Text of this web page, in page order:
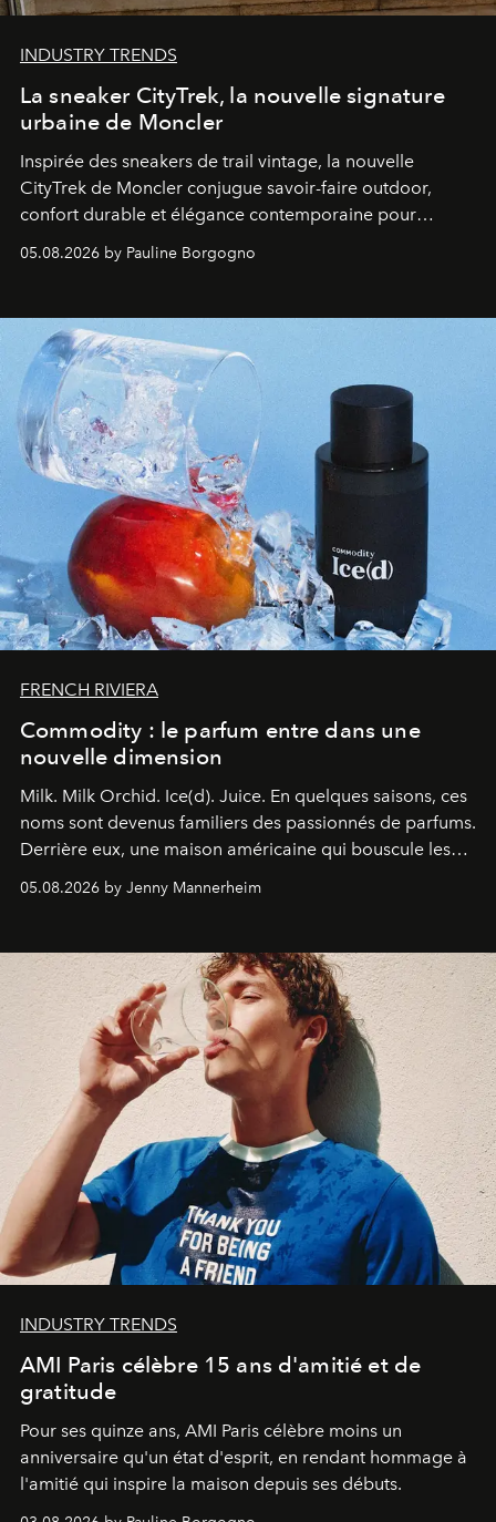
INDUSTRY TRENDS
La sneaker CityTrek, la nouvelle signature
urbaine de Moncler
Inspirée des sneakers de trail vintage, la nouvelle
CityTrek de Moncler conjugue savoir-faire outdoor,
confort durable et élégance contemporaine pour
accompagner les explorations du quotidien.
05.08.2026 by Pauline Borgogno
FRENCH RIVIERA
Commodity : le parfum entre dans une
nouvelle dimension
Milk. Milk Orchid. Ice(d). Juice. En quelques saisons, ces
noms sont devenus familiers des passionnés de parfums.
Derrière eux, une maison américaine qui bouscule les
codes de la parfumerie contemporaine en proposant
une approche aussi intuitive que personnelle :
05.08.2026 by Jenny Mannerheim
INDUSTRY TRENDS
AMI Paris célèbre 15 ans d'amitié et de
gratitude
Pour ses quinze ans, AMI Paris célèbre moins un
anniversaire qu'un état d'esprit, en rendant hommage à
l'amitié qui inspire la maison depuis ses débuts.